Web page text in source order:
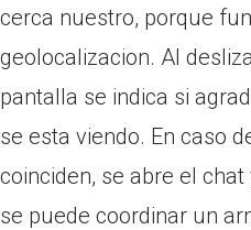
cerca nuestro, porque
geolocalizacion. Al
pantalla se indica si
se esta viendo. En caso
coinciden, se abre el
se puede coordinar un